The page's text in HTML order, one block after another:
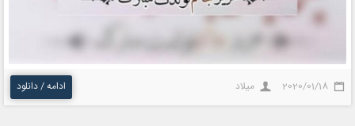
2020/01/18 میلاد ادامه / دانلود